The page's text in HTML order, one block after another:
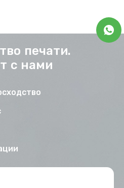
печати.
с нами